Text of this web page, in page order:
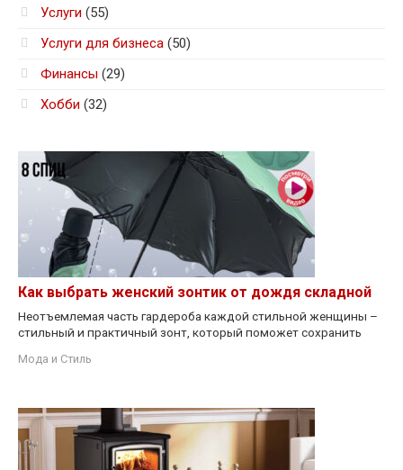
Услуги (55)
Услуги для бизнеса (50)
Финансы (29)
Хобби (32)
Как выбрать женский зонтик от дождя складной
Неотъемлемая часть гардероба каждой стильной женщины –
стильный и практичный зонт, который поможет сохранить
Мода и Стиль